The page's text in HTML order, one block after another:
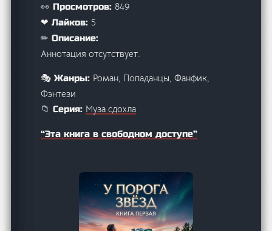
👀 Просмотров:849
❤ Лайков: 5
✏ Описание:
Аннотация отсутствует.
🎭 Жанры: Роман, Попаданцы, Фанфик,
Фэнтези
📁 Серия: Муза сдохла
“Эта книга в свободном доступе”